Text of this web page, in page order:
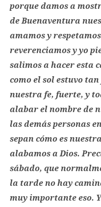
porque damos a
de Buenaventura
amamos y
reverenciamos y yo
salimos a hacer esta
como el sol estuvo
nuestra fe, fuerte, y
alabar el nombre de
las demás personas
sepan cómo es
alabamos a Dios.
sábado, que
la tarde no hay
muy importante eso.